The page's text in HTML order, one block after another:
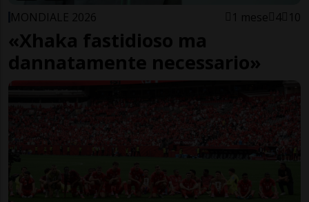
MONDIALE 2026 1 mese 4 10
«Xhaka fastidioso ma
dannatamente necessario»